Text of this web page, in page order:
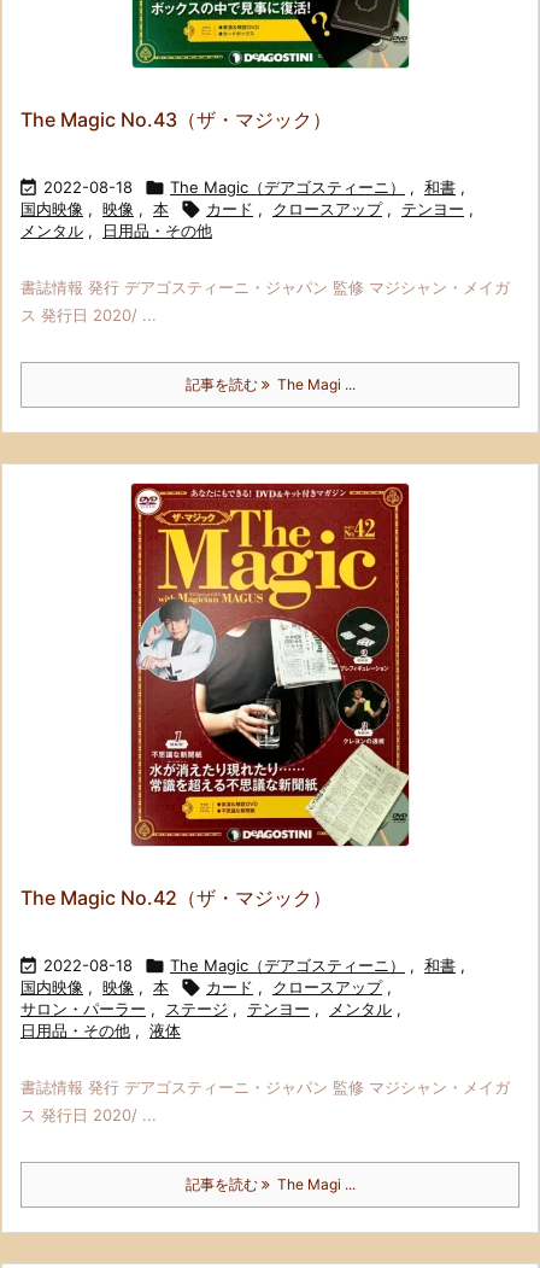
The Magic No.43（ザ・マジック）
 2022-08-18  The Magic（デアゴスティーニ） , 和書 ,
国内映像 , 映像 , 本  カード , クロースアップ , テンヨー ,
メンタル , 日用品・その他
書誌情報 発行 デアゴスティーニ・ジャパン 監修 マジシャン・メイガ
ス 発行日 2020/ ...
記事を読む The Magi ...
The Magic No.42（ザ・マジック）
 2022-08-18  The Magic（デアゴスティーニ） , 和書 ,
国内映像 , 映像 , 本  カード , クロースアップ ,
サロン・パーラー , ステージ , テンヨー , メンタル ,
日用品・その他 , 液体
書誌情報 発行 デアゴスティーニ・ジャパン 監修 マジシャン・メイガ
ス 発行日 2020/ ...
記事を読む The Magi ...